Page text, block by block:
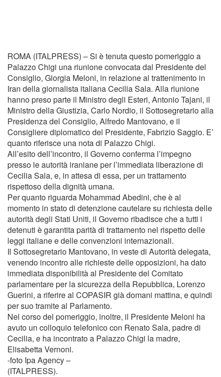
ROMA (ITALPRESS) – Si è tenuta questo pomeriggio a
Palazzo Chigi una riunione convocata dal Presidente del
Consiglio, Giorgia Meloni, in relazione al trattenimento in
Iran della giornalista italiana Cecilia Sala. Alla riunione
hanno preso parte il Ministro degli Esteri, Antonio Tajani, il
Ministro della Giustizia, Carlo Nordio, il Sottosegretario alla
Presidenza del Consiglio, Alfredo Mantovano, e il
Consigliere diplomatico del Presidente, Fabrizio Saggio. E’
quanto riferisce una nota di Palazzo Chigi.
All’esito dell’incontro, il Governo conferma l’impegno
presso le autorità iraniane per l’immediata liberazione di
Cecilia Sala, e, in attesa di essa, per un trattamento
rispettoso della dignità umana.
Per quanto riguarda Mohammad Abedini, che è al
momento in stato di detenzione cautelare su richiesta delle
autorità degli Stati Uniti, il Governo ribadisce che a tutti i
detenuti è garantita parità di trattamento nel rispetto delle
leggi italiane e delle convenzioni internazionali.
Il Sottosegretario Mantovano, in veste di Autorità delegata,
venendo incontro alle richieste delle opposizioni, ha dato
immediata disponibilità al Presidente del Comitato
parlamentare per la sicurezza della Repubblica, Lorenzo
Guerini, a riferire al COPASIR già domani mattina, e quindi
per suo tramite al Parlamento.
Nel corso del pomeriggio, inoltre, il Presidente Meloni ha
avuto un colloquio telefonico con Renato Sala, padre di
Cecilia, e ha incontrato a Palazzo Chigi la madre,
Elisabetta Vernoni.
-foto Ipa Agency –
(ITALPRESS).